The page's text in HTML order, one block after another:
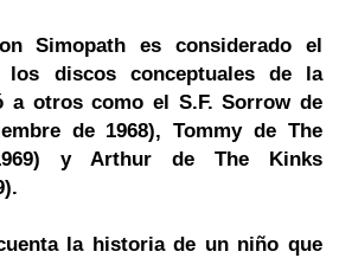
Simopath es considerado el
los discos conceptuales de la
a otros como el S.F. Sorrow de
de 1968), Tommy de The
y Arthur de The Kinks
la historia de un niño que